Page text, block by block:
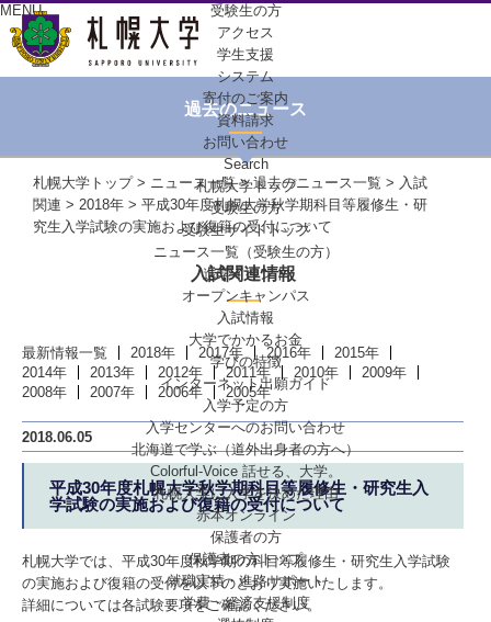
MENU
受験生の方
アクセス
学生支援
システム
寄付のご案内
資料請求
お問い合わせ
Search
札幌大学トップ
受験生の方
受験生サイトトップ
ニュース一覧（受験生の方）
進学イベント
オープンキャンパス
入試情報
大学でかかるお金
学びの特徴
インターネット出願ガイド
入学予定の方
入学センターへのお問い合わせ
北海道で学ぶ（道外出身者の方へ）
Colorful-Voice 話せる、大学。
札幌大学に入学を決めた理由
赤本オンライン
保護者の方
保護者の方トップ
就職実績・進路サポート
学費・経済支援制度
過去のニュース
札幌大学トップ> ニュース一覧>過去のニュース一覧 > 入試
関連 > 2018年 > 平成30年度札幌大学秋学期科目等履修生・研
究生入学試験の実施および復籍の受付について
入試関連情報
最新情報一覧 2018年 2017年 2016年
2015年
2014年
2013年 2012年 2011年 2010年
2009年
2008年
2007年 2006年 2005年
2018.06.05
平成30年度札幌大学秋学期科目等履修生・研究生入
学試験の実施および復籍の受付について
札幌大学では、平成30年度秋学期の科目等履修生・研究生入学試験
の実施および復籍の受付を以下のとおり実施いたします。
詳細については各試験要項をご確認ください。